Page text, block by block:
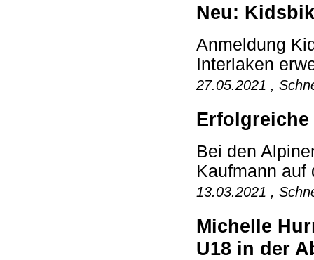
Neu:
Anmeldung
Interlaken
27.05.2021 ,
Bei den
Kaufmann auf
13.03.2021 ,
Michelle
U18 in der